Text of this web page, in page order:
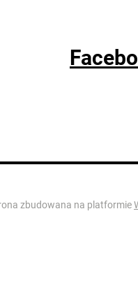
zbudowana na platformie